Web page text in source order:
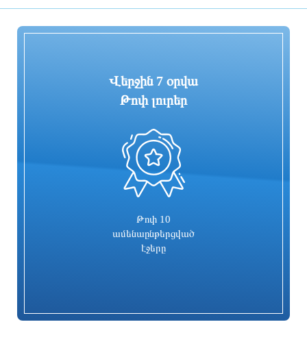
ընտրվելու կապակցությամբ
Գարեգին Բ-ի և վեց եպիսկոպոսների
ինքնաբացարկ հայտնեց. նոր
Իսրայելն արձագանքել է Թուրքիայի
Վերջին 7 օրվա
Թոփ լուրեր
Թոփ 10
ամենաընթերցված
էջերը